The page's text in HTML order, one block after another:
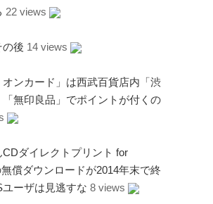
22 views
の後 14 views
オンカード」は西武百貨店内「渋
無印良品」でポイントが付くの
CDダイレクトプリント for
償ダウンロードが2014年末で終
ーザは見逃すな 8 views